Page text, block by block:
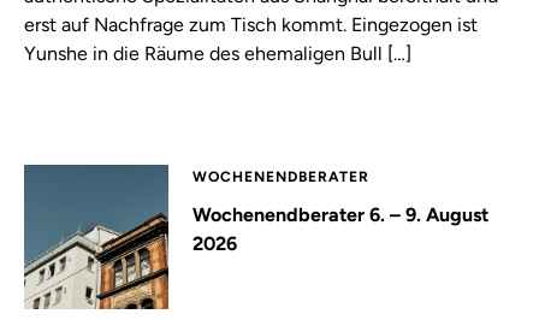
erst auf Nachfrage zum Tisch kommt. Eingezogen ist
Yunshe in die Räume des ehemaligen Bull […]
WOCHENENDBERATER
Wochenendberater 6. – 9. August
2026